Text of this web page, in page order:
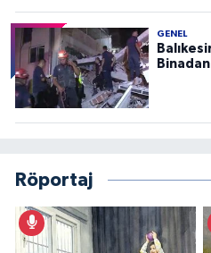
GENEL
Binadan
Röportaj